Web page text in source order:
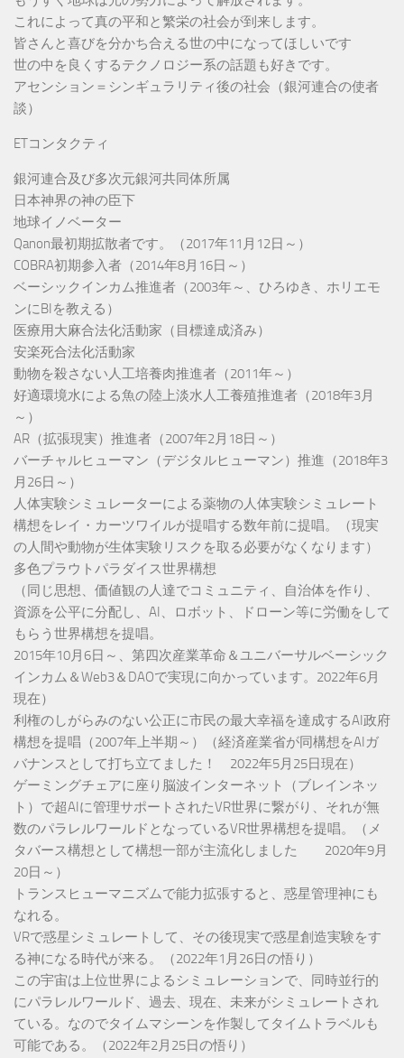
これによって真の平和と繁栄の社会が到来します。
皆さんと喜びを分かち合える世の中になってほしいです
世の中を良くするテクノロジー系の話題も好きです。
アセンション＝シンギュラリティ後の社会（銀河連合の使者
談）
ETコンタクティ
銀河連合及び多次元銀河共同体所属
日本神界の神の臣下
地球イノベーター
Qanon最初期拡散者です。（2017年11月12日～）
COBRA初期参入者（2014年8月16日～）
ベーシックインカム推進者（2003年～、ひろゆき、ホリエモ
ンにBIを教える）
医療用大麻合法化活動家（目標達成済み）
安楽死合法化活動家
動物を殺さない人工培養肉推進者（2011年～）
好適環境水による魚の陸上淡水人工養殖推進者（2018年3月
～）
AR（拡張現実）推進者（2007年2月18日～）
バーチャルヒューマン（デジタルヒューマン）推進（2018年3
月26日～）
人体実験シミュレーターによる薬物の人体実験シミュレート
構想をレイ・カーツワイルが提唱する数年前に提唱。（現実
の人間や動物が生体実験リスクを取る必要がなくなります）
多色プラウトパラダイス世界構想
（同じ思想、価値観の人達でコミュニティ、自治体を作り、
資源を公平に分配し、AI、ロボット、ドローン等に労働をして
もらう世界構想を提唱。
2015年10月6日～、第四次産業革命＆ユニバーサルベーシック
インカム＆Web3＆DAOで実現に向かっています。2022年6月
現在）
利権のしがらみのない公正に市民の最大幸福を達成するAI政府
構想を提唱（2007年上半期～）（経済産業省が同構想をAIガ
バナンスとして打ち立てました！ 2022年5月25日現在）
ゲーミングチェアに座り脳波インターネット（ブレインネッ
ト）で超AIに管理サポートされたVR世界に繋がり、それが無
数のパラレルワールドとなっているVR世界構想を提唱。（メ
タバース構想として構想一部が主流化しました 2020年9月
20日～）
トランスヒューマニズムで能力拡張すると、惑星管理神にも
なれる。
VRで惑星シミュレートして、その後現実で惑星創造実験をす
る神になる時代が来る。（2022年1月26日の悟り）
この宇宙は上位世界によるシミュレーションで、同時並行的
にパラレルワールド、過去、現在、未来がシミュレートされ
ている。なのでタイムマシーンを作製してタイムトラベルも
可能である。（2022年2月25日の悟り）